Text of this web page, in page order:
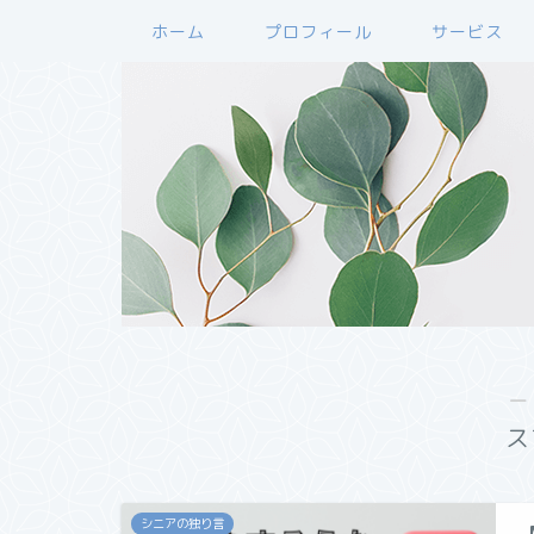
ホーム プロフィール サービス
―
シニアの独り言